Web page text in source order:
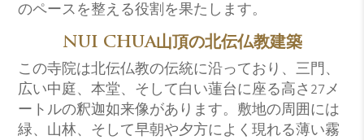
のペースを整える役割を果たします。
NUI CHUA山頂の北伝仏教建築
この寺院は北伝仏教の伝統に沿っており、三門、
広い中庭、本堂、そして白い蓮台に座る高さ27メ
ートルの釈迦如来像があります。敷地の周囲には
緑、山林、そして早朝や夕方によく現れる薄い霧